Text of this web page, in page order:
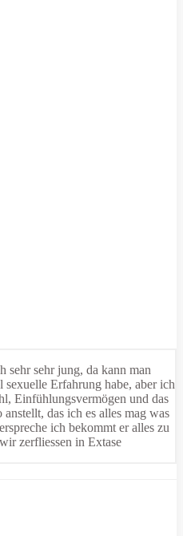
sehr jung, da kann man
Erfahrung habe, aber ich
Einfühlungsvermögen und das
das ich es alles mag was
ich bekommt er alles zu
zerfliessen in Extase